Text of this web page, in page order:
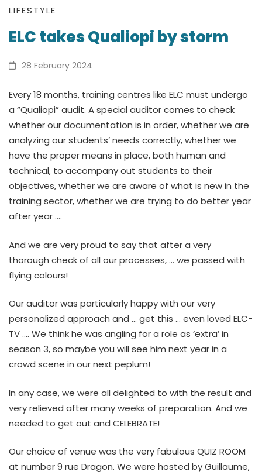
ELC
takes
Qualiopi
by
storm
LIFESTYLE
ELC takes Qualiopi by storm
28 February 2024
Every 18 months, training centres like ELC must undergo
a “Qualiopi” audit. A special auditor comes to check
whether our documentation is in order, whether we are
analyzing our students’ needs correctly, whether we
have the proper means in place, both human and
technical, to accompany out students to their
objectives, whether we are aware of what is new in the
training sector, whether we are trying to do better year
after year ….
And we are very proud to say that after a very
thorough check of all our processes, … we passed with
flying colours!
Our auditor was particularly happy with our very
personalized approach and … get this … even loved ELC-
TV …. We think he was angling for a role as ‘extra’ in
season 3, so maybe you will see him next year in a
crowd scene in our next peplum!
In any case, we were all delighted to with the result and
very relieved after many weeks of preparation. And we
needed to get out and CELEBRATE!
Our choice of venue was the very fabulous QUIZ ROOM
at number 9 rue Dragon. We were hosted by Guillaume,